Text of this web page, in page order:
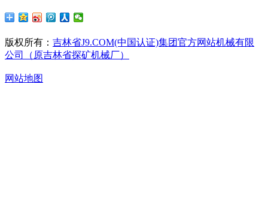
版权所有： 吉林省J9.COM(中国认证)集团官方网站机械有限
公司（原吉林省探矿机械厂）
网站地图